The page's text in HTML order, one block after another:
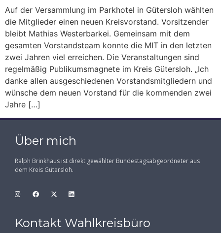
Auf der Versammlung im Parkhotel in Gütersloh wählten
die Mitglieder einen neuen Kreisvorstand. Vorsitzender
bleibt Mathias Westerbarkei. Gemeinsam mit dem
gesamten Vorstandsteam konnte die MIT in den letzten
zwei Jahren viel erreichen. Die Veranstaltungen sind
regelmäßig Publikumsmagnete im Kreis Gütersloh. „Ich
danke allen ausgeschiedenen Vorstandsmitgliedern und
wünsche dem neuen Vorstand für die kommenden zwei
Jahre […]
Über mich
Ralph Brinkhaus ist direkt gewählter Bundestagsabgeordneter aus
dem Kreis Gütersloh.
Kontakt Wahlkreisbüro